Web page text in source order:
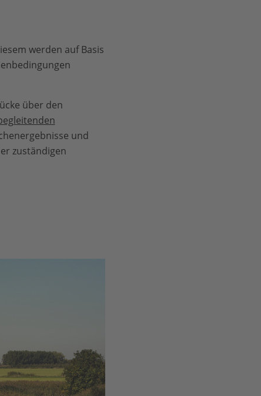
werden auf Basis
über den
und
zuständigen